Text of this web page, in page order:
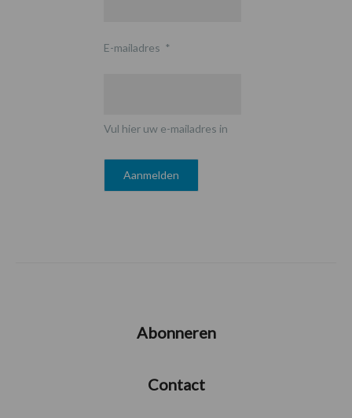
E-mailadres *
Vul hier uw e-mailadres in
Abonneren
Contact